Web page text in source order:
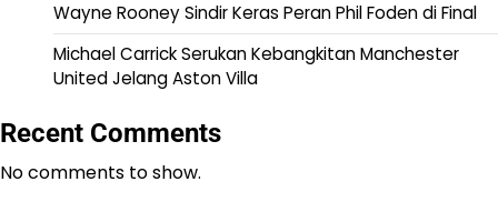
Wayne Rooney Sindir Keras Peran Phil Foden di Final
Michael Carrick Serukan Kebangkitan Manchester
United Jelang Aston Villa
Recent Comments
No comments to show.